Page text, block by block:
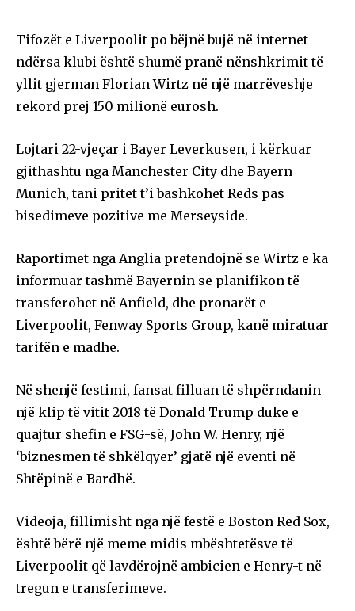
Tifozët e Liverpoolit po bëjnë bujë në internet
ndërsa klubi është shumë pranë nënshkrimit të
yllit gjerman Florian Wirtz në një marrëveshje
rekord prej 150 milionë eurosh.
Lojtari 22-vjeçar i Bayer Leverkusen, i kërkuar
gjithashtu nga Manchester City dhe Bayern
Munich, tani pritet t’i bashkohet Reds pas
bisedimeve pozitive me Merseyside.
Raportimet nga Anglia pretendojnë se Wirtz e ka
informuar tashmë Bayernin se planifikon të
transferohet në Anfield, dhe pronarët e
Liverpoolit, Fenway Sports Group, kanë miratuar
tarifën e madhe.
Në shenjë festimi, fansat filluan të shpërndanin
një klip të vitit 2018 të Donald Trump duke e
quajtur shefin e FSG-së, John W. Henry, një
‘biznesmen të shkëlqyer’ gjatë një eventi në
Shtëpinë e Bardhë.
Videoja, fillimisht nga një festë e Boston Red Sox,
është bërë një meme midis mbështetësve të
Liverpoolit që lavdërojnë ambicien e Henry-t në
tregun e transferimeve.